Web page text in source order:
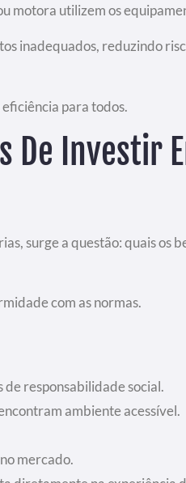
motora utilizem os
inadequados, reduzindo
eficiência para todos.
De Investir
surge a questão: quais os
com as normas.
responsabilidade social.
ambiente acessível.
mercado.